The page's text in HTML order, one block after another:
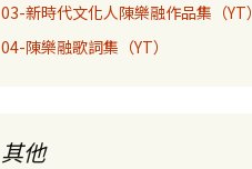
03-新時代文化人陳樂融作品集（YT）
04-陳樂融歌詞集（YT）
其他